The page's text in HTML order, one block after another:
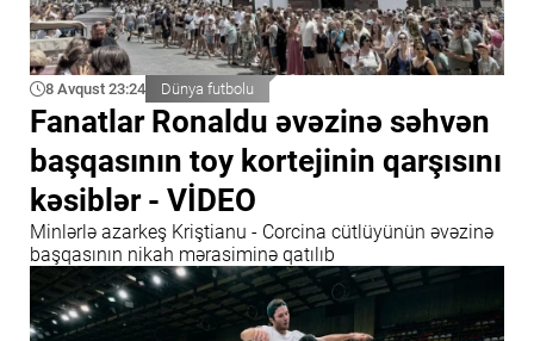
8 Avqust 23:24 Dünya futbolu
Fanatlar Ronaldu əvəzinə səhvən
başqasının toy kortejinin qarşısını
kəsiblər - VİDEO
Minlərlə azarkeş Kriştianu - Corcina cütlüyünün əvəzinə
başqasının nikah mərasiminə qatılıb